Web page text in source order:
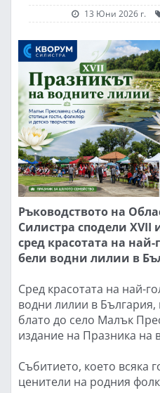
13 Юни 2026 г.
Ръководството на
Силистра сподели XVII
сред красотата на
бели водни лилии в
Сред красотата на най-
водни лилии в
блато до село Малък
издание на Празника на
Събитието, което всяка
ценители на родния